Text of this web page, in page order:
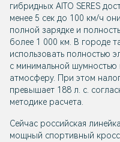
гибридных AITO SERES
менее 5 сек до 100 км/ч
полной зарядке и
более 1 000 км. В городе
использовать полностью
с минимальной
атмосферу. При этом
превышает 188 л. с.
методике расчета.
Сейчас российская
мощный спортивный